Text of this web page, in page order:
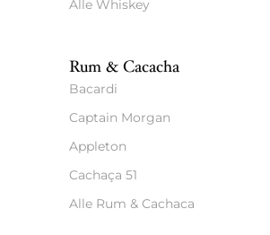
Alle Whiskey
Rum & Cacacha
Bacardi
Captain Morgan
Appleton
Cachaça 51
Alle Rum & Cachaca